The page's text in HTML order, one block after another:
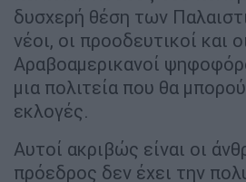
δυσχερή θέση των
νέοι, οι προοδευτικοί και
Αραβοαμερικανοί
μια πολιτεία που θα
εκλογές.
Αυτοί ακριβώς είναι οι
πρόεδρος δεν έχει την